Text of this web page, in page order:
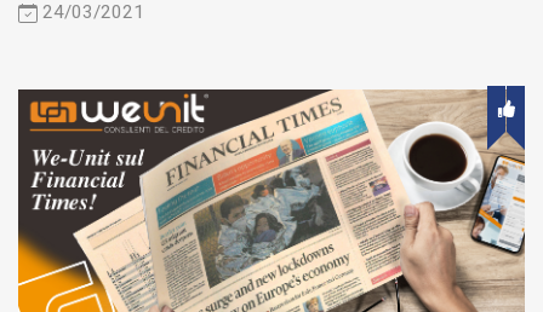
24/03/2021